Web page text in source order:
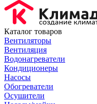
Каталог товаров
Вентиляторы
Вентиляция
Водонагреватели
Кондиционеры
Насосы
Обогреватели
Осушители